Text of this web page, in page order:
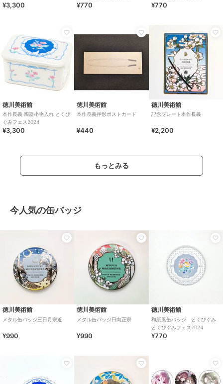
¥3,300 ¥770 ¥770
徳川美術館
本作長義 陶器小物入れ とくび
ぐみフェス2024
¥3,300
徳川美術館
本作長義押形ポストカード
¥440
徳川美術館
記念プレート本作長義
¥2,200
もっとみる
今人気の缶バッジ
徳川美術館
メタル缶バッジ三日月宗近
¥990
徳川美術館
メタル缶バッジ日向正宗
¥990
徳川美術館
和紙風缶バッジ とくびぐみ
とくびぐみフェス2024
¥770